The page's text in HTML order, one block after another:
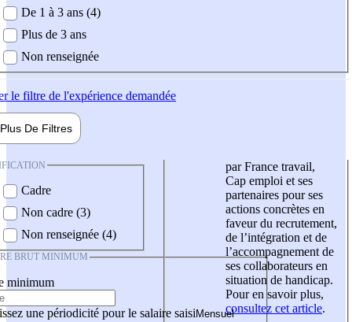
De 1 à 3 ans (4)
Plus de 3 ans
Non renseignée
le filtre de l'expérience demandée
Plus De Filtres
Cadre
Non cadre (3)
Non renseignée (4)
BRUT MINIMUM
minimum
une périodicité pour le salaire saisi
par France travail,
Cap emploi et ses
partenaires pour ses
actions concrètes en
faveur du recrutement,
de l’intégration et de
l’accompagnement de
ses collaborateurs en
situation de handicap.
Pour en savoir plus,
consultez cet article.